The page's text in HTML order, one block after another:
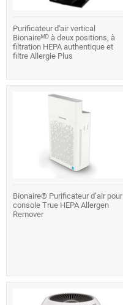
Purificateur d'air vertical
Bionaireᴹᴰ à deux positions, à
filtration HEPA authentique et
filtre Allergie Plus
Bionaire® Purificateur d’air pour
console True HEPA Allergen
Remover